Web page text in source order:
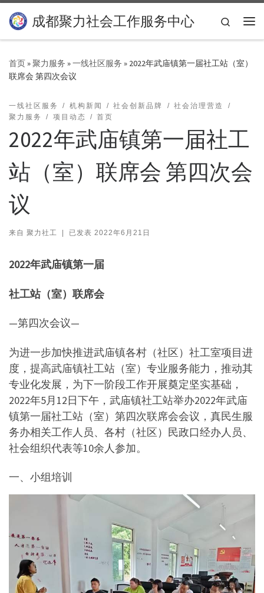
Skip to content
成都聚力社会工作服务中心
Search
首页»聚力服务 »一线社区服务 » 2022年武庙镇第一届社工站（室）
联席会 第四次会议
一线社区服务 机构新闻 社会创新品牌
社会治理营造
聚力服务
项目动态 首页
2022年武庙镇第一届社工
站（室）联席会 第四次会
议
来自 聚力社工 已发表 2022年6月21日
2022年武庙镇第一届
社工站（室）联席会
—第四次会议—
为进一步加快推进武庙镇各村（社区）社工室项目进
度，提高武庙镇社工站（室）专业服务能力，推动其
专业化发展，为下一阶段工作开展奠定坚实基础，
2022年5月12日下午，武庙镇社工站举办2022年武庙
镇第一届社工站（室）第四次联席会会议，真民生服
务办相关工作人员、各村（社区）民政口经办人员、
社会组织代表等10余人参加。
一、小组培训